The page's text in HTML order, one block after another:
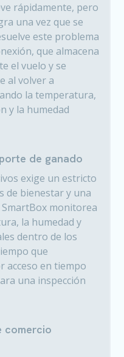
rápidamente, pero
una vez que se
este problema
que almacena
el vuelo y se
al volver a
la temperatura,
y la humedad
de ganado
exige un estricto
de bienestar y una
monitorea
la humedad y
dentro de los
que
acceso en tiempo
una inspección
comercio